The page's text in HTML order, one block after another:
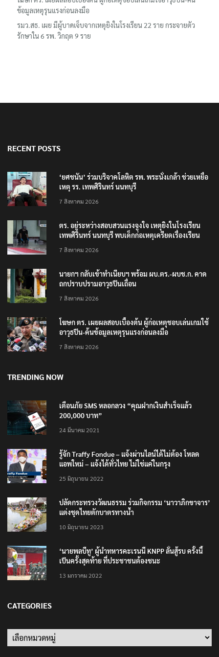
ข้อมูลเหตุรุนแรงก่อนลงมือ
รมว.สธ. เผย มีผู้บาดเจ็บจากเหตุยิงในโรงเรียน 22 ราย กระจายตัว
รักษาใน 6 รพ. วิกฤต 9 ราย
RECENT POSTS
‘ยศชนัน’ ร่วมบริจาคโลหิต รพ. พระนั่งเกล้า ช่วยเหยื่อ
เหตุ รร. เทพศิรินทร์ นนทบุรี
7 สิงหาคม 2026
ตร. อยู่ระหว่างสอบสวนแรงจูงใจ เหตุยิงในโรงเรียน
เทพศิรินทร์ นนทบุรี พบเด็กก่อเหตุเครียดเรื่องเรียน
7 สิงหาคม 2026
นายกฯ กลับเข้าทำเนียบฯ พร้อม ผบ.ตร.-ผบช.ก. คาด
ถกปราบปรามอาวุธปืนเถื่อน
7 สิงหาคม 2026
โฆษก ตร. เผยผลสอบเบื้องต้น ผู้ก่อเหตุชอบเล่นเกมใช้
อาวุธปืน-ค้นข้อมูลเหตุรุนแรงก่อนลงมือ
7 สิงหาคม 2026
TRENDING NOW
เตือนภัย SMS หลอกลวง “คุณฝากเงินสำเร็จแล้ว
200,000 บาท”
24 มีนาคม 2021
รู้จัก Traffy Fondue – แจ้งผ่านไลน์ได้ไม่ต้อง โหลด
แอพใหม่ – แจ้งได้ทั่วไทย ไม่ใช่แค่ในกรุง
25 มิถุนายน 2022
ปลัดกระทรวงวัฒนธรรม ร่วมกิจกรรม ‘นาวาภิกขาจาร’
แต่งชุดไทยตักบาตรทางน้ำ
10 มิถุนายน 2023
‘นายพลบีทู’ ผู้นำทหารคะเรนนี KNPP ลั่นสู้รบ ครั้งนี้
เป็นครั้งสุดท้าย ที่ประชาชนต้องชนะ
13 มกราคม 2022
CATEGORIES